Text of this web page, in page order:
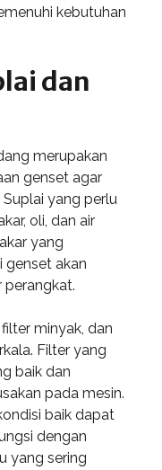
kebutuhan
dan
merupakan
genset agar
yang perlu
oli, dan air
yang
genset akan
perangkat.
minyak, dan
Filter yang
baik dan
pada mesin.
baik dapat
dengan
yang sering